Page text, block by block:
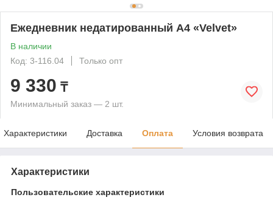
Ежедневник недатированный А4 «Velvet»
В наличии
Код: 3-116.04
Только опт
9 330 ₸
Минимальный заказ — 2 шт.
Характеристики Доставка Оплата Условия возврата
Характеристики
Пользовательские характеристики